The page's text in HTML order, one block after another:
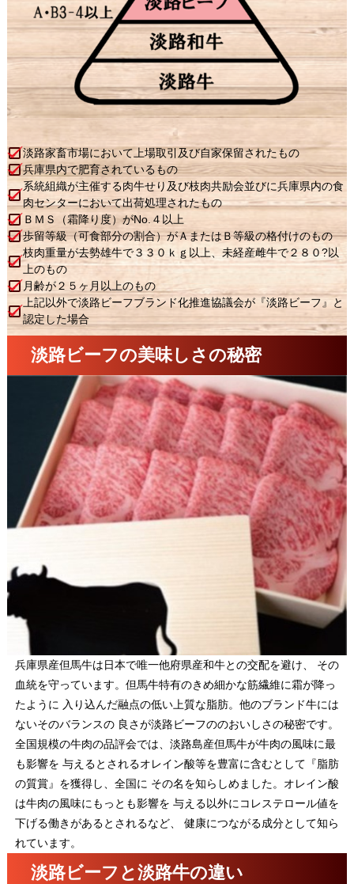
淡路家畜市場において上場取引及び自家保留されたもの
兵庫県内で肥育されているもの
系統組織が主催する肉牛せり及び枝肉共励会並びに兵庫県内の食
肉センターにおいて出荷処理されたもの
ＢＭＳ（霜降り度）がNo.４以上
歩留等級（可食部分の割合）がＡまたはＢ等級の格付けのもの
枝肉重量が去勢雄牛で３３０ｋｇ以上、未経産雌牛で２８０?以
上のもの
月齢が２５ヶ月以上のもの
上記以外で淡路ビーフブランド化推進協議会が『淡路ビーフ』と
認定した場合
淡路ビーフの美味しさの秘密
兵庫県産但馬牛は日本で唯一他府県産和牛との交配を避け、 その
血統を守っています。但馬牛特有のきめ細かな筋繊維に霜が降っ
たように 入り込んだ融点の低い上質な脂肪。他のブランド牛には
ないそのバランスの 良さが淡路ビーフののおいしさの秘密です。
全国規模の牛肉の品評会では、淡路島産但馬牛が牛肉の風味に最
も影響を 与えるとされるオレイン酸等を豊富に含むとして『脂肪
の質賞』を獲得し、全国に その名を知らしめました。オレイン酸
は牛肉の風味にもっとも影響を 与える以外にコレステロール値を
下げる働きがあるとされるなど、 健康につながる成分として知ら
れています。
淡路ビーフと淡路牛の違い